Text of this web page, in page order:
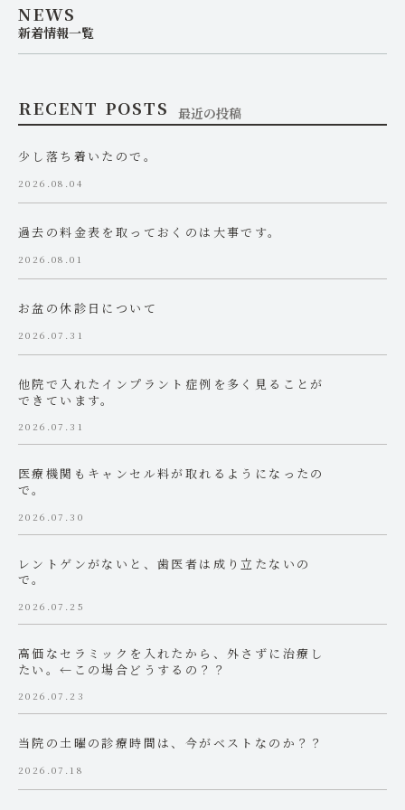
NEWS
新着情報一覧
RECENT POSTS 最近の投稿
少し落ち着いたので。
2026.08.04
過去の料金表を取っておくのは大事です。
2026.08.01
お盆の休診日について
2026.07.31
他院で入れたインプラント症例を多く見ることが
できています。
2026.07.31
医療機関もキャンセル料が取れるようになったの
で。
2026.07.30
レントゲンがないと、歯医者は成り立たないの
で。
2026.07.25
高価なセラミックを入れたから、外さずに治療し
たい。←この場合どうするの？？
2026.07.23
当院の土曜の診療時間は、今がベストなのか？？
2026.07.18